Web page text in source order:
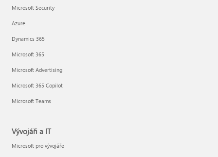
Microsoft Security
Azure
Dynamics 365
Microsoft 365
Microsoft Advertising
Microsoft 365 Copilot
Microsoft Teams
Vývojáři a IT
Microsoft pro vývojáře